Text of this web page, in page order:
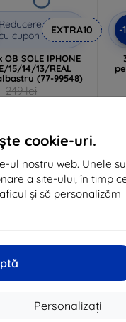
cookie-uri.
ul nostru web. Unele
a site-ului, în timp
și să personalizăm
Personalizați
Reducere
cupon
EXTRA10
SOLE IPHONE
15/14/13/REAL
(77-99548)
249 lei
-
-